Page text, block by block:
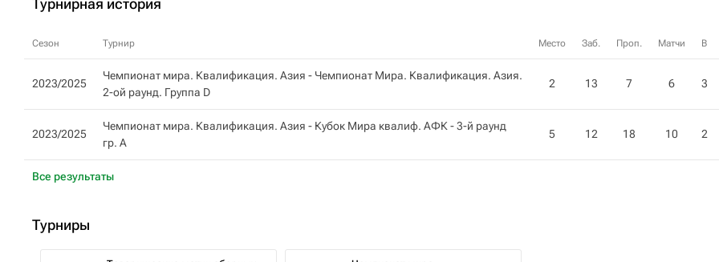
Турнирная история
Сезон Турнир Место Заб. Проп. Матчи В
2023/2025
Чемпионат мира. Квалификация. Азия - Чемпионат Мира. Квалификация. Азия.
2-ой раунд. Группа D
2 13 7 6 3
2023/2025
Чемпионат мира. Квалификация. Азия - Кубок Мира квалиф. АФК - 3-й раунд
гр. A
5 12 18 10 2
Все результаты
Турниры